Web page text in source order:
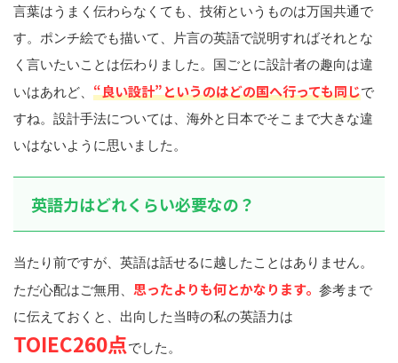
言葉はうまく伝わらなくても、技術というものは万国共通で
す。ポンチ絵でも描いて、片言の英語で説明すればそれとな
く言いたいことは伝わりました。国ごとに設計者の趣向は違
いはあれど、 “良い設計”というのはどの国へ行っても同じで
すね。設計手法については、海外と日本でそこまで大きな違
いはないように思いました。
英語力はどれくらい必要なの？
当たり前ですが、英語は話せるに越したことはありません。
ただ心配はご無用、 思ったよりも何とかなります。 参考まで
に伝えておくと、出向した当時の私の英語力は
TOIEC260点でした。